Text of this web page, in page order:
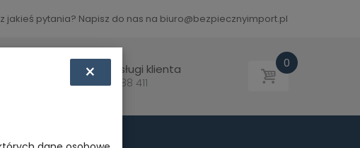
jakieś pytania? Napisz do nas na biuro@bezpiecznyimport.pl
Biuro obsługi klienta
Tel: 793 788 411
0
×